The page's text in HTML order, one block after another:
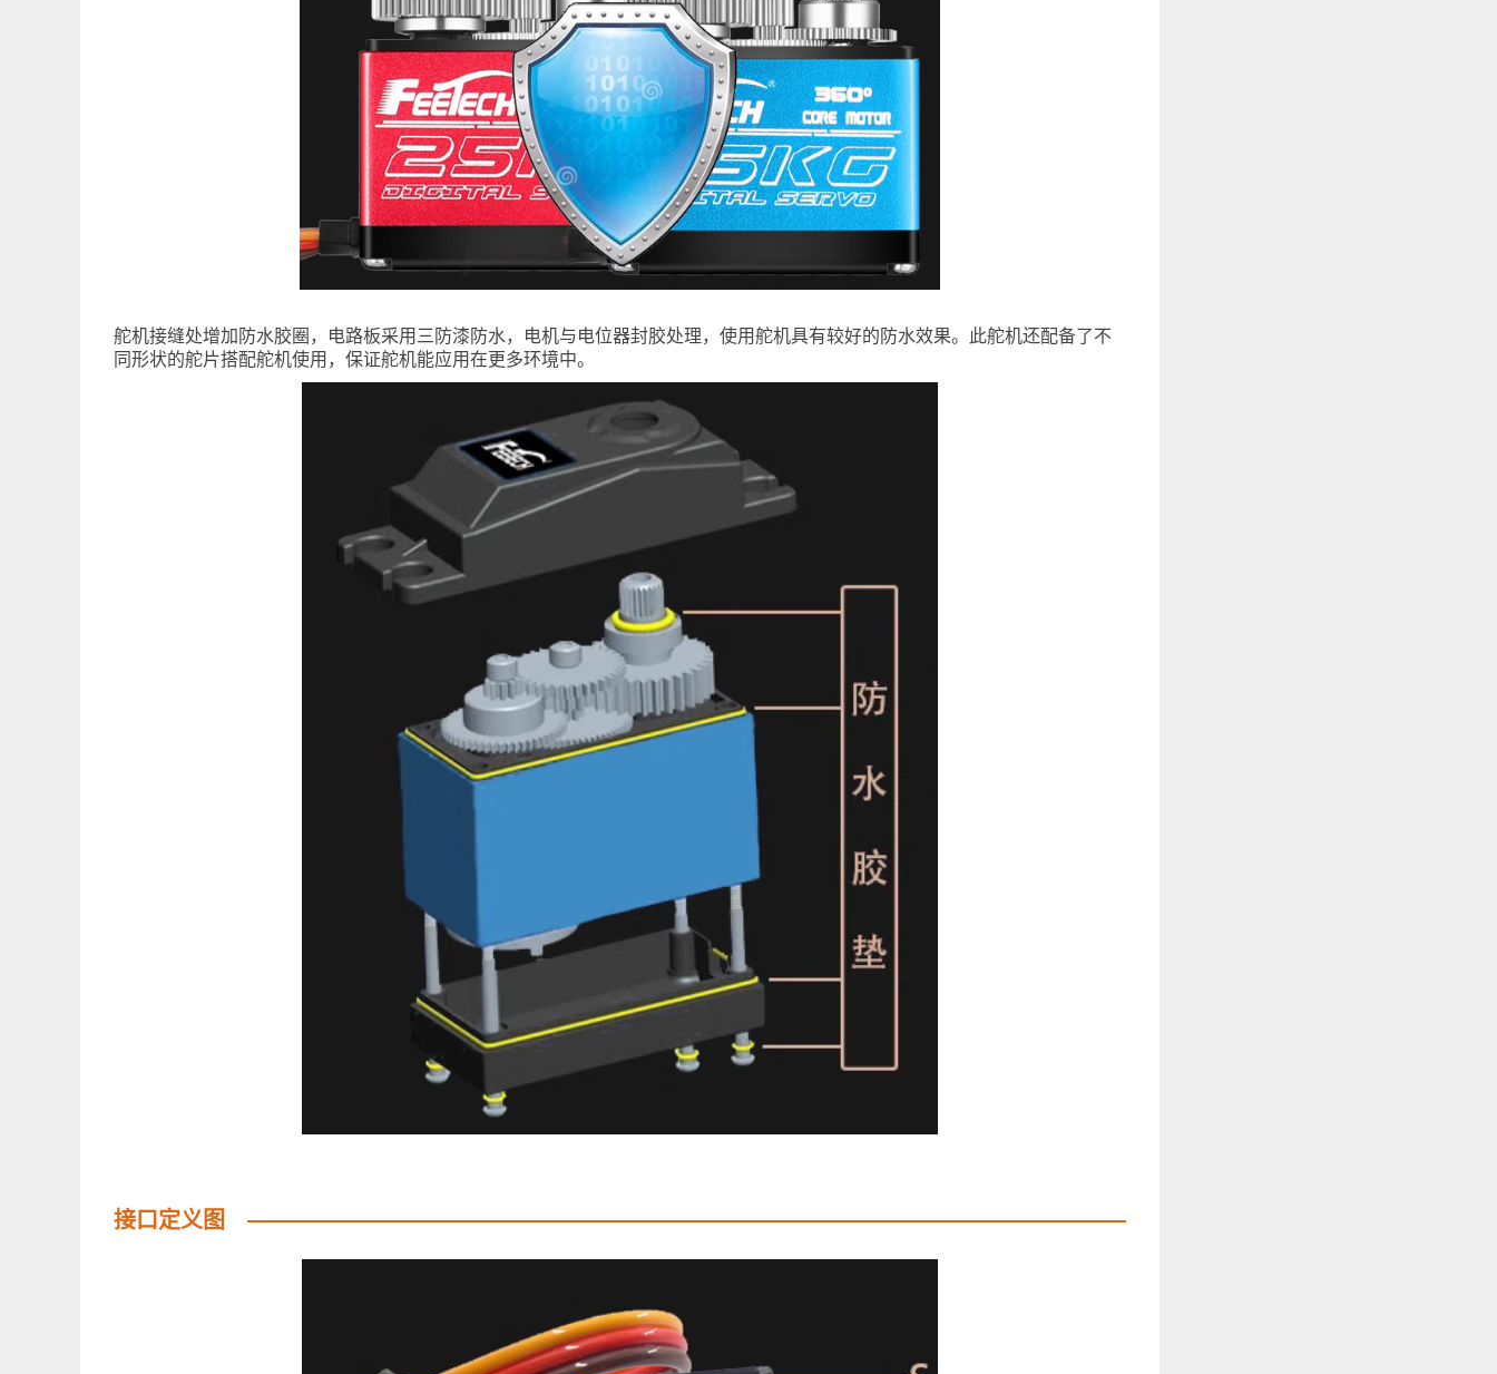
舵机接缝处增加防水胶圈，电路板采用三防漆防水，电机与电位器封胶处理，使用舵机具有较好的防水效果。此舵机还配备了不
同形状的舵片搭配舵机使用，保证舵机能应用在更多环境中。
接口定义图